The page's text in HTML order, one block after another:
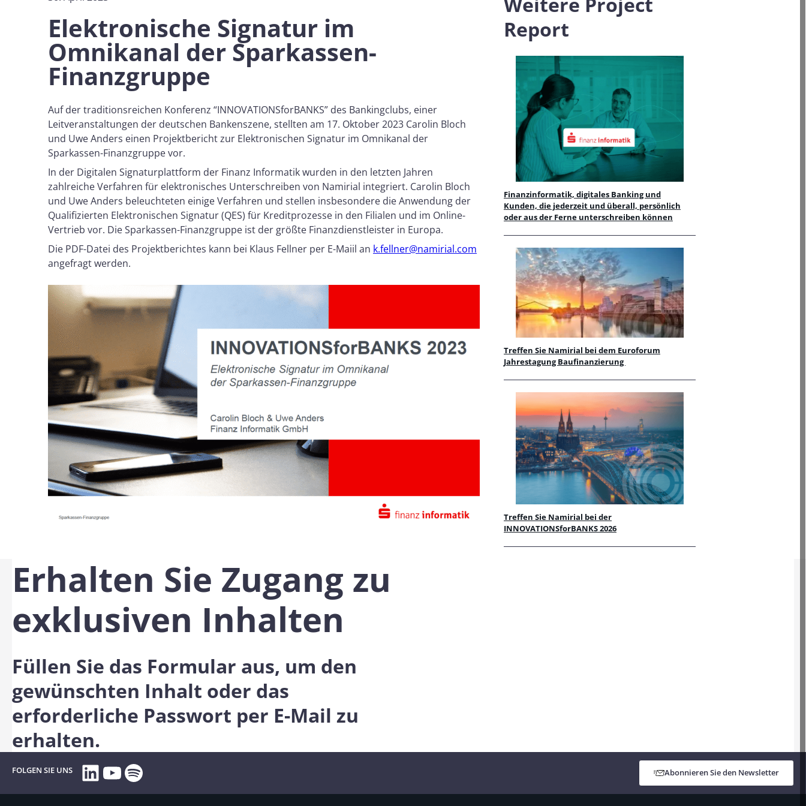
Elektronische Signatur im
Omnikanal der Sparkassen-
Finanzgruppe
Auf der traditionsreichen Konferenz “INNOVATIONSforBANKS” des Bankingclubs, einer
Leitveranstaltungen der deutschen Bankenszene, stellten am 17. Oktober 2023 Carolin Bloch
und Uwe Anders einen Projektbericht zur Elektronischen Signatur im Omnikanal der
Sparkassen-Finanzgruppe vor.
In der Digitalen Signaturplattform der Finanz Informatik wurden in den letzten Jahren
zahlreiche Verfahren für elektronisches Unterschreiben von Namirial integriert. Carolin Bloch
und Uwe Anders beleuchteten einige Verfahren und stellen insbesondere die Anwendung der
Qualifizierten Elektronischen Signatur (QES) für Kreditprozesse in den Filialen und im Online-
Vertrieb vor. Die Sparkassen-Finanzgruppe ist der größte Finanzdienstleister in Europa.
Die PDF-Datei des Projektberichtes kann bei Klaus Fellner per E-Maiil an k.fellner@namirial.com
angefragt werden.
Report
Finanzinformatik, digitales Banking und
Kunden, die jederzeit und überall, persönlich
oder aus der Ferne unterschreiben können
Treffen Sie Namirial bei dem Euroforum
Jahrestagung Baufinanzierung
Treffen Sie Namirial bei der
INNOVATIONSforBANKS 2026
Erhalten Sie Zugang zu
exklusiven Inhalten
Füllen Sie das Formular aus, um den
gewünschten Inhalt oder das
erforderliche Passwort per E-Mail zu
erhalten.
FOLGEN SIE UNS LinkedIn
YouTube
Spotify Abonnieren Sie den Newsletter